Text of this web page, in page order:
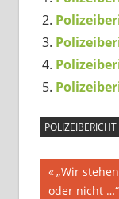
POLIZEIBERICHT
Vorheriger
Beitrag:
„Wir
oder nicht …“